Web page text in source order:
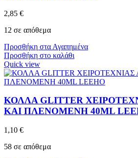
2,85 €
12 σε απόθεμα
Προσθήκη στα Αγαπημένα
Προσθήκη στο καλάθι
Quick view
ΚΟΛΛΑ GLITTER
ΚΑΙ ΠΛΕΝΟΜΕΝΗ 40ML
1,10 €
58 σε απόθεμα